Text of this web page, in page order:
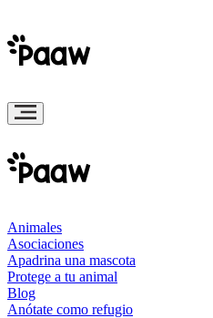
Animales
Asociaciones
Apadrina una mascota
Protege a tu animal
Blog
Anótate como refugio